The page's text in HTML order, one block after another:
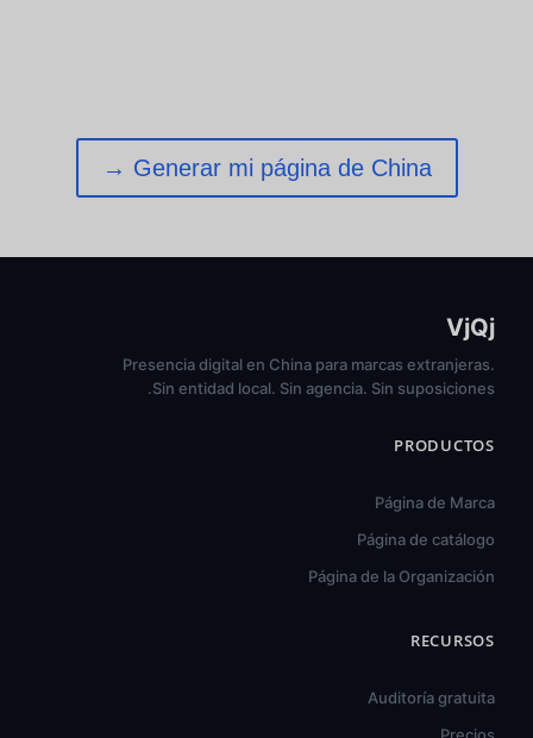
Generar mi página de China →
VjQj
Presencia digital en China para marcas extranjeras.
Sin entidad local. Sin agencia. Sin suposiciones.
PRODUCTOS
Página de Marca
Página de catálogo
Página de la Organización
RECURSOS
Auditoría gratuita
Türkçe
हिन्दी